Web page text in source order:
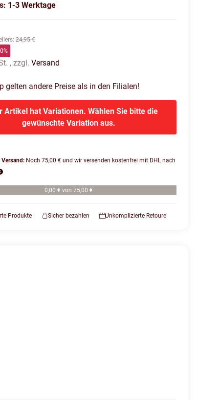
1-3 Werktage
:24,95 €
, zzgl.Versand
gelten andere Preise als in den Filialen!
Artikel hat Variationen. Wählen Sie bitte die
gewünschte Variation aus.
Noch 75,00 € und wir versenden kostenfrei mit DHL nach
0,00 € von 75,00 €
Produkte Sicher bezahlen Unkomplizierte Retoure